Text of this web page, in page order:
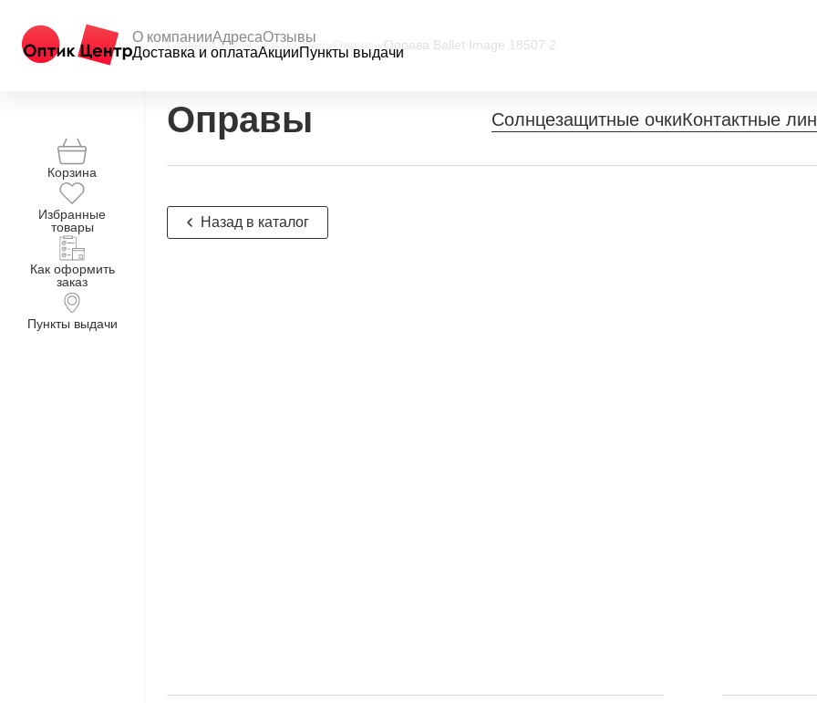
О компанииАдресаОтзывы
Доставка и оплатаАкцииПункты выдачи
Корзина
Избранные
товары
Как оформить
заказ
Пункты выдачи
Главная Интернет-магазин Оправа Ballet Image 18507 2
Оправы Солнцезащитные очкиКонтактные
Назад в каталог